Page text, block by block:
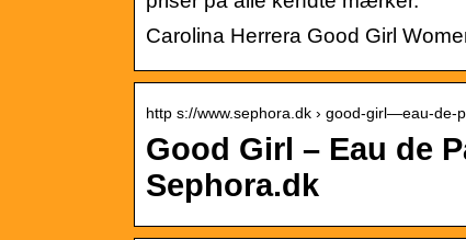
Carolina Herrera Good Girl
http s://www.sephora.dk › good-girl—eau-de-
Good Girl – Eau de
Sephora.dk